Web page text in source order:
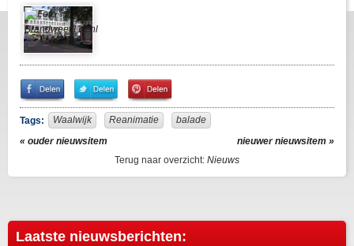
Share
on
Facebook
Share
on
Twitter
Pin
It!
Tags: Waalwijk Reanimatie
balade
« ouder nieuwsitem
nieuwer nieuwsitem »
Terug naar overzicht: Nieuws
Laatste nieuwsberichten: